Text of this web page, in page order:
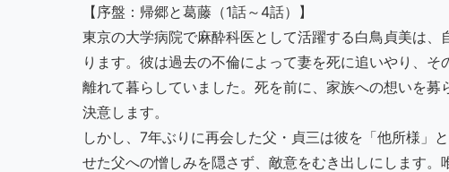
【序盤：帰郷と葛藤（1話～4話）】
東京の大学病院で麻酔科医として活躍する白鳥貞美は
ります。彼は過去の不倫によって妻を死に追いやり、
離れて暮らしていました。死を前に、家族への想いを
決意します。
しかし、7年ぶりに再会した父・貞三は彼を「他所様」
せた父への憎しみを隠さず、敵意をむき出しにします